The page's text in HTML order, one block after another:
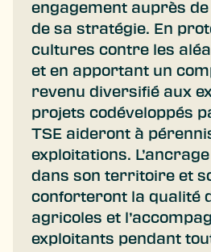
engagement auprès
de sa stratégie. En
cultures contre les
et en apportant un
revenu diversifié aux
projets codéveloppés
TSE aideront à
exploitations.
dans son territoire et
conforteront la qualité
agricoles et
exploitants pendant